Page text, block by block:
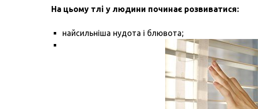
На цьому тлі у людини починає розвиватися:
найсильніша нудота і блювота;